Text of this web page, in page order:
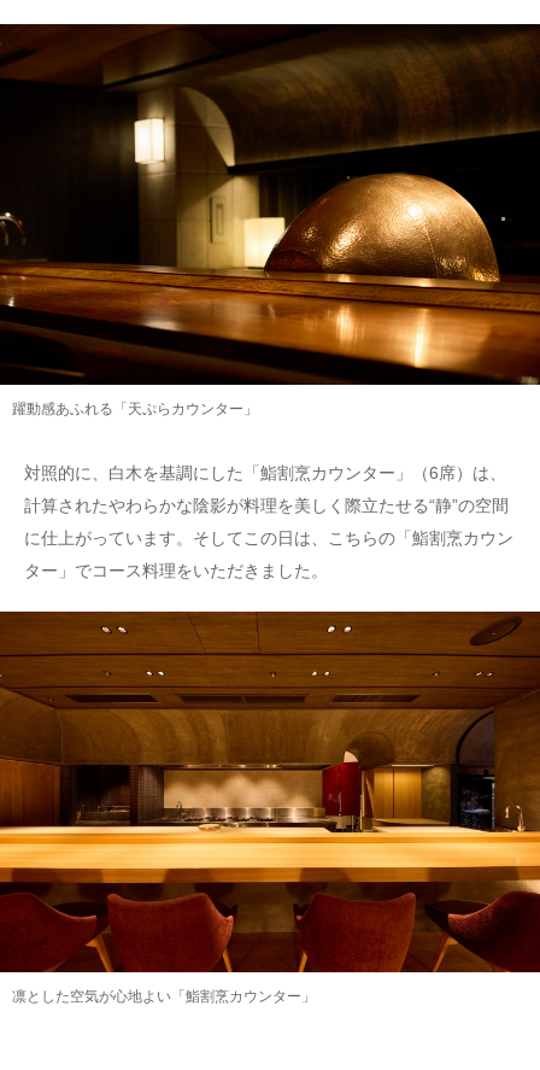
躍動感あふれる「天ぷらカウンター」
対照的に、白木を基調にした「鮨割烹カウンター」（6席）は、
計算されたやわらかな陰影が料理を美しく際立たせる“静”の空間
に仕上がっています。そしてこの日は、こちらの「鮨割烹カウン
ター」でコース料理をいただきました。
凛とした空気が心地よい「鮨割烹カウンター」